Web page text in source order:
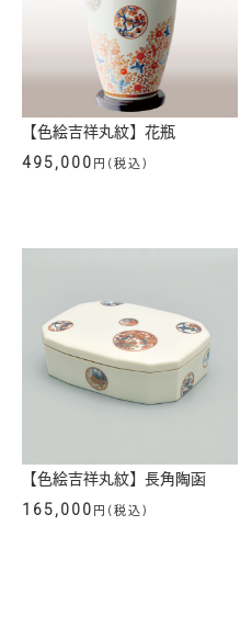
【色絵吉祥丸紋】花瓶
495,000 円(税込)
【色絵吉祥丸紋】長角陶函
165,000 円(税込)